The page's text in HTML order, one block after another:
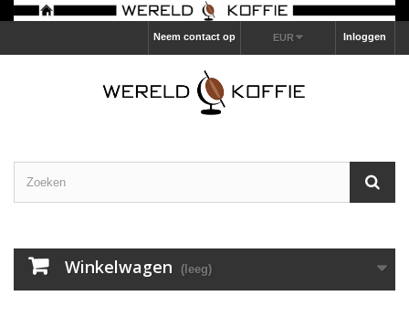
Inloggen
EUR
Neem contact op
Winkelwagen (leeg)